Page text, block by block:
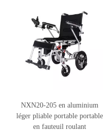
NXN20-205 en aluminium
léger pliable portable portable
en fauteuil roulant